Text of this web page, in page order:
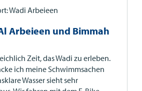
Wadi Arbeieen
Arbeieen und Bimmah
Zeit, das Wadi zu erleben.
ich meine Schwimmsachen
Wasser sieht sehr